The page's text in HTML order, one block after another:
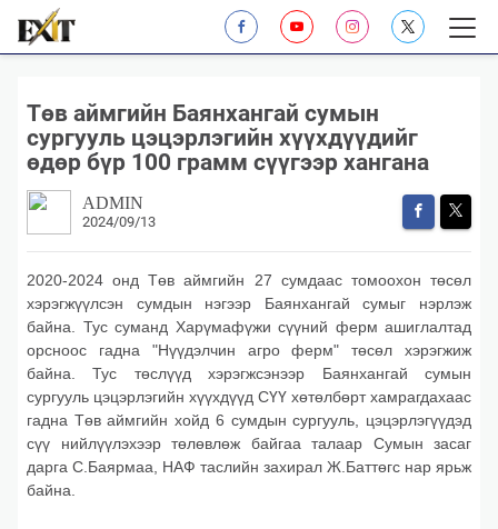
Төв аймгийн Баянхангай сумын
сургууль цэцэрлэгийн хүүхдүүдийг
өдөр бүр 100 грамм сүүгээр хангана
ADMIN
2024/09/13
2020-2024 онд Төв аймгийн 27 сумдаас томоохон төсөл
хэрэгжүүлсэн сумдын нэгээр Баянхангай сумыг нэрлэж
байна. Тус суманд Харүмафүжи сүүний ферм ашиглалтад
орсноос гадна "Нүүдэлчин агро ферм" төсөл хэрэгжиж
байна. Тус төслүүд хэрэгжсэнээр Баянхангай сумын
сургууль цэцэрлэгийн хүүхдүүд СҮҮ хөтөлбөрт хамрагдахаас
гадна Төв аймгийн хойд 6 сумдын сургууль, цэцэрлэгүүдэд
сүү нийлүүлэхээр төлөвлөж байгаа талаар Сумын засаг
дарга С.Баярмаа, НАФ таслийн захирал Ж.Баттөгс нар ярьж
байна.